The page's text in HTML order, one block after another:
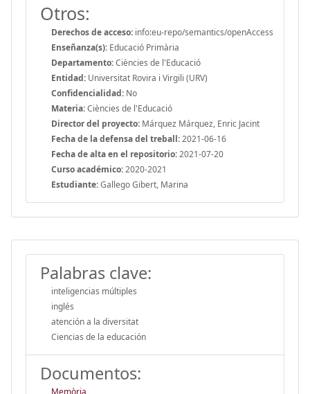
Otros:
Derechos de acceso: info:eu-repo/semantics/openAccess
Enseñanza(s): Educació Primària
Departamento:Ciències de l'Educació
Entidad: Universitat Rovira i Virgili (URV)
Confidencialidad: No
Materia:Ciències de l'Educació
Director del proyecto: Márquez Márquez, Enric Jacint
Fecha de la defensa del treball:2021-06-16
Fecha de alta en el repositorio:2021-07-20
Curso académico:2020-2021
Estudiante:Gallego Gibert, Marina
Palabras clave:
inteligencias múltiples
inglés
atención a la diversitat
Ciencias de la educación
Documentos:
Memòria